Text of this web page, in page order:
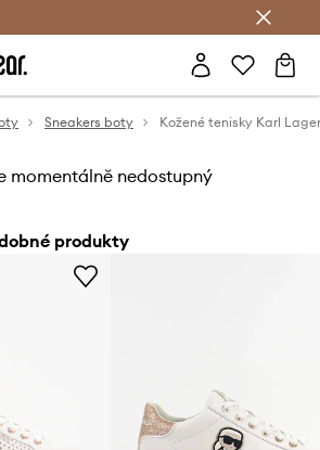
Sneakers boty
momentálně nedostupný
produkty